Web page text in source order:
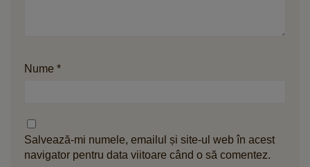
Nume *
Salvează-mi numele, emailul și site-ul web în acest
navigator pentru data viitoare când o să comentez.